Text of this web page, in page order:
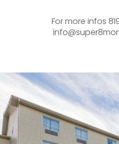
For more infos